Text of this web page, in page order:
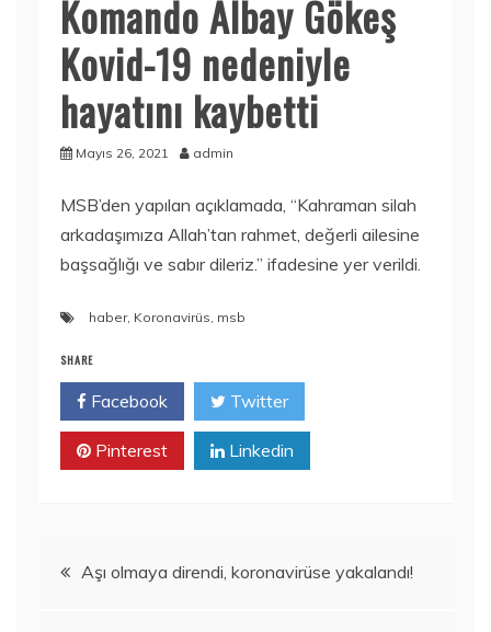
Komando Albay Gökeş
Kovid-19 nedeniyle
hayatını kaybetti
Mayıs 26, 2021 admin
MSB’den yapılan açıklamada, “Kahraman silah
arkadaşımıza Allah’tan rahmet, değerli ailesine
başsağlığı ve sabır dileriz.” ifadesine yer verildi.
haber, Koronavirüs msb
SHARE
Facebook Twitter
Pinterest Linkedin
YazıAşı olmaya direndi, koronavirüse yakalandı!